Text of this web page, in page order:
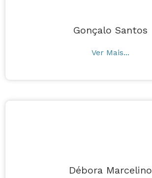
Gonçalo Santos
Ver Mais...
Débora Marcelino